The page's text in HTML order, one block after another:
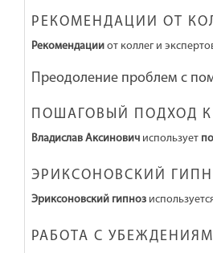
РЕКОМЕНДАЦИИ ОТ
Рекомендации от коллег и
Преодоление проблем с
ПОШАГОВЫЙ ПОДХОД
Владислав Аксинович использует
ЭРИКСОНОВСКИЙ
Эриксоновский гипноз
РАБОТА С